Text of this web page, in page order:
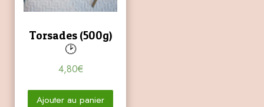
Torsades (500g)
🕑
4,80€
Ajouter au panier